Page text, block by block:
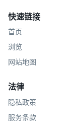
快速链接
首页
浏览
网站地图
法律
隐私政策
服务条款